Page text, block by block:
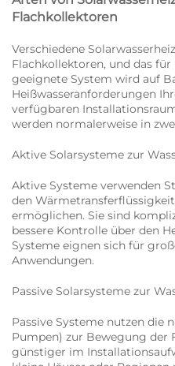
Flachkollektoren
Verschiedene
Flachkollektoren, und das
geeignete System wird auf
Heißwasseranforderungen
verfügbaren
werden normalerweise in
Aktive Solarsysteme zur
Aktive Systeme verwenden
den
ermöglichen. Sie sind
bessere Kontrolle über den
Systeme eignen sich für
Anwendungen.
Passive Solarsysteme zur
Passive Systeme nutzen die
Pumpen) zur Bewegung der
günstiger im